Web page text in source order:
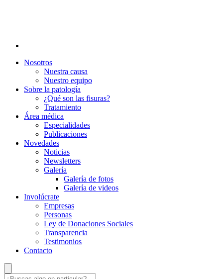
Nosotros
Nuestra causa
Nuestro equipo
Sobre la patología
¿Qué son las fisuras?
Tratamiento
Área médica
Especialidades
Publicaciones
Novedades
Noticias
Newsletters
Galería
Galería de fotos
Galería de videos
Involúcrate
Empresas
Personas
Ley de Donaciones Sociales
Transparencia
Testimonios
Contacto